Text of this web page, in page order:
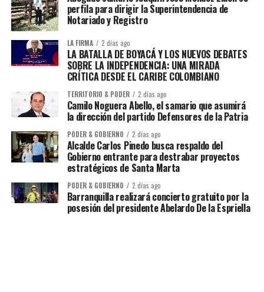
perfila para dirigir la Superintendencia de
Notariado y Registro
LA FIRMA 2 días ago
LA BATALLA DE BOYACÁ Y LOS NUEVOS DEBATES
SOBRE LA INDEPENDENCIA: UNA MIRADA
CRÍTICA DESDE EL CARIBE COLOMBIANO
TERRITORIO & PODER 2 días ago
Camilo Noguera Abello, el samario que asumirá
la dirección del partido Defensores de la Patria
PODER & GOBIERNO 2 días ago
Alcalde Carlos Pinedo busca respaldo del
Gobierno entrante para destrabar proyectos
estratégicos de Santa Marta
PODER & GOBIERNO 2 días ago
Barranquilla realizará concierto gratuito por la
posesión del presidente Abelardo De la Espriella